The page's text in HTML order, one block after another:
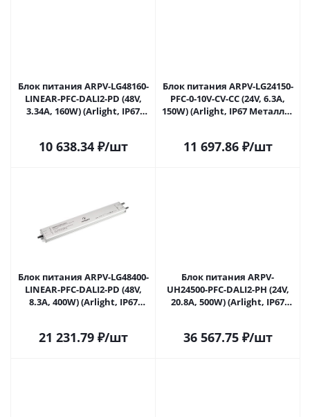
Блок питания ARPV-LG48160-
LINEAR-PFC-DALI2-PD (48V,
3.34A, 160W) (Arlight, IP67
10 638.34₽/шт
Блок питания ARPV-LG24150-
PFC-0-10V-CV-CC (24V, 6.3A,
150W) (Arlight, IP67 Металл, 5
11 697.86₽/шт
Блок питания ARPV-LG48400-
LINEAR-PFC-DALI2-PD (48V,
8.3A, 400W) (Arlight, IP67
21 231.79₽/шт
Блок питания ARPV-
UH24500-PFC-DALI2-PH (24V,
20.8A, 500W) (Arlight, IP67
36 567.75₽/шт